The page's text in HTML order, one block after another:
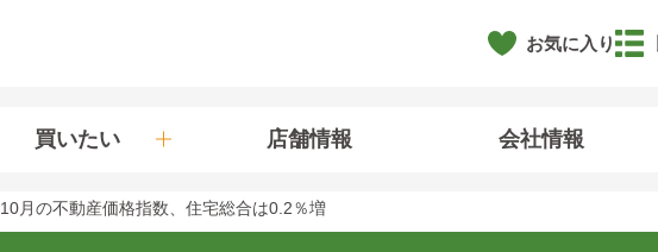
お気に入り
買いたい 店舗情報 会社情報
10月の不動産価格指数、住宅総合は0.2％増